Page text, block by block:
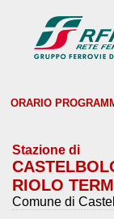
ORARIO
Stazione di
RIOLO
Comune di